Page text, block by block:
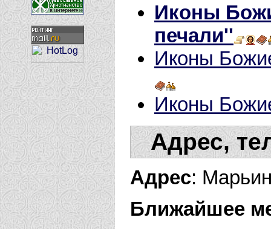
Иконы
печали''
Иконы
Иконы
Адрес,
Адрес:
Ближайшее